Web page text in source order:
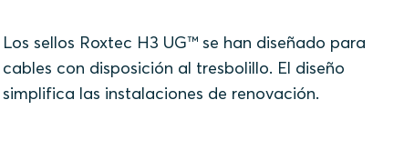
Los sellos Roxtec H3 UG™ se han diseñado para
cables con disposición al tresbolillo. El diseño
simplifica las instalaciones de renovación.